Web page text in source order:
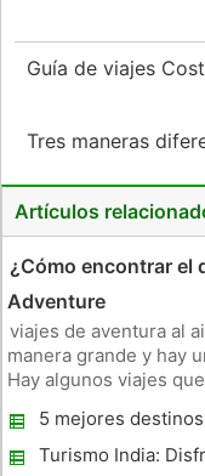
Guía de viajes
Tres maneras
Artículos
¿Cómo encontrar el
Adventure
viajes de aventura al
manera grande y hay
Hay algunos viajes
comenzando a entrar
multit
5 mejores
Turismo India: